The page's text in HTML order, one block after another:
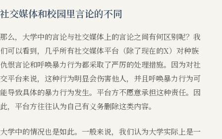
社交媒体和校园里言论的不同
那么，大学中的言论与社交媒体上的言论之间有何区别呢？我
们可以看到，几乎所有社交媒体平台（除了现在的X）对种族
仇恨言论和呼唤暴力行为都采取了严厉的处理措施。因为对社
交平台来说，这种行为明显会伤害他人，并且呼唤暴力行为可
能导致具体的暴力行为发生。平台方不愿意承担这种责任。因
此，平台方往往认为自己有义务删除这类内容。
大学中的情况也是如此。一般来说，我们认为大学实际上是一